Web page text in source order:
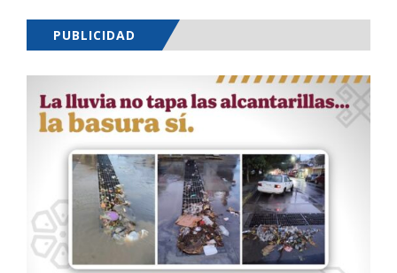
PUBLICIDAD